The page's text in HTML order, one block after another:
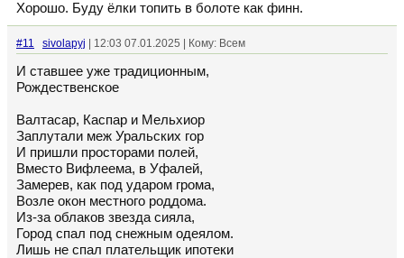
Хорошо. Буду ёлки топить в болоте как финн.
#11 sivolapyj | 12:03 07.01.2025 | Кому: Всем
И ставшее уже традиционным,
Рождественское
Валтасар, Каспар и Мельхиор
Заплутали меж Уральских гор
И пришли просторами полей,
Вместо Вифлеема, в Уфалей,
Замерев, как под ударом грома,
Возле окон местного роддома.
Из-за облаков звезда сияла,
Город спал под снежным одеялом.
Лишь не спал плательщик ипотеки